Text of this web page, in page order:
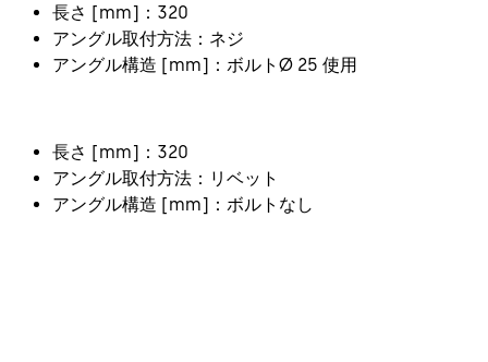
長さ [mm]：320
アングル取付方法：ネジ
アングル構造 [mm]：ボルトØ 25 使用
長さ [mm]：320
アングル取付方法：リベット
アングル構造 [mm]：ボルトなし